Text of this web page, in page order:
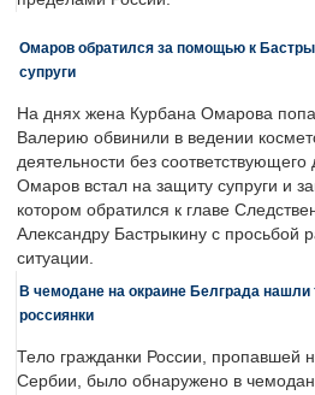
Омаров обратился за помощью к
супруги
На днях жена Курбана Омарова
Валерию обвинили в ведении
деятельности без
Омаров встал на защиту супруги и
котором обратился к главе
Александру Бастрыкину с просьбой
ситуации.
В чемодане на окраине Белграда нашли
россиянки
Тело гражданки России, пропавшей
Сербии, было обнаружено в